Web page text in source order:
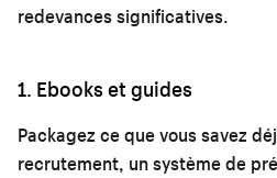
redevances significatives.
1. Ebooks et guides
Packagez ce que vous savez
recrutement, un système de